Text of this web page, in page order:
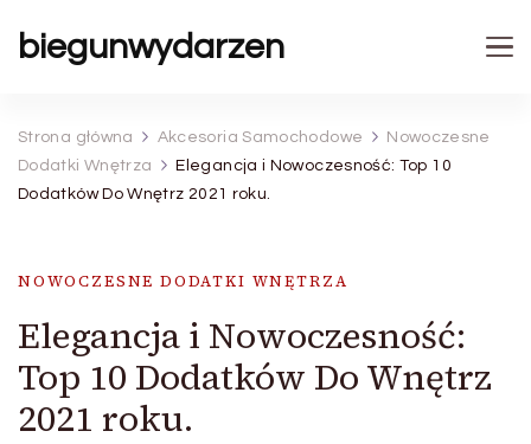
biegunwydarzen
Strona główna Akcesoria Samochodowe
Nowoczesne
Dodatki Wnętrza
Elegancja i Nowoczesność: Top 10
Dodatków Do Wnętrz 2021 roku.
NOWOCZESNE DODATKI WNĘTRZA
Elegancja i Nowoczesność:
Top 10 Dodatków Do Wnętrz
2021 roku.